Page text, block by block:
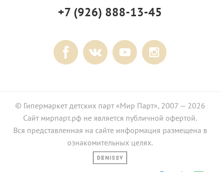
+7 (926) 888-13-45
© Гипермаркет детских парт «Мир Парт», 2007 — 2026
Сайт мирпарт.рф не является публичной офертой.
Вся представленная на сайте информация размещена в
ознакомительных целях.